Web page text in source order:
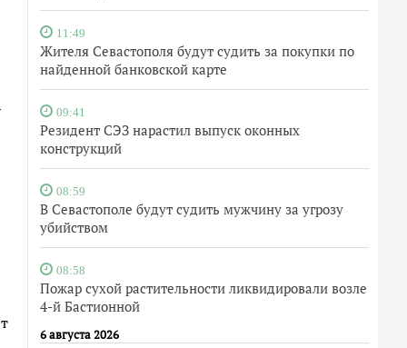
11:49
Жителя Севастополя будут судить за покупки по
найденной банковской карте
09:41
Резидент СЭЗ нарастил выпуск оконных
конструкций
08:59
В Севастополе будут судить мужчину за угрозу
убийством
08:58
Пожар сухой растительности ликвидировали возле
4-й Бастионной
6 августа 2026